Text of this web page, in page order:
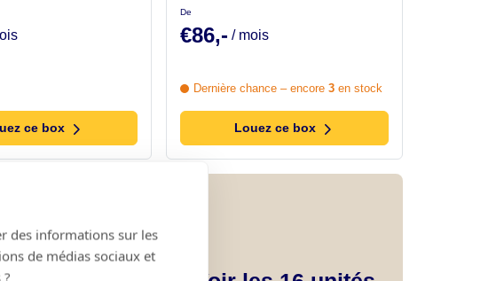
des informations sur les
de médias sociaux et
ce box
De
€86,- / mois
Dernière chance – encore 3 en stock
Louez ce box
dont
besoin ?